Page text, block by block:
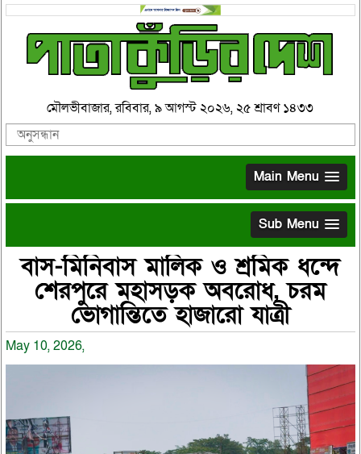
মৌলভীবাজার, রবিবার, ৯ আগস্ট ২০২৬, ২৫ শ্রাবণ ১৪৩৩
Main Menu
Sub Menu
বাস-মিনিবাস মালিক ও শ্রমিক ধন্দে
শেরপুরে মহাসড়ক অবরোধ, চরম
ভোগান্তিতে হাজারো যাত্রী
May 10, 2026,